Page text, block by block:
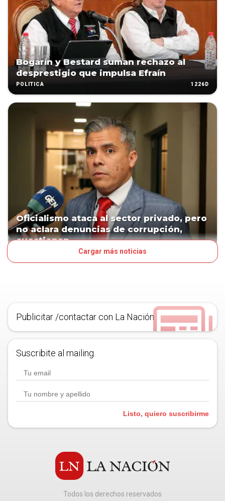
Bogarín y Bestard suman rechazo al
desprestigio que impulsa Efraín
POLÍTICA 1226D
Oficialismo ataca al sector privado, pero
no aclara denuncias de corrupción,
cuestionan
Cargar más noticias
Publicitar /contactar con La Nación
Suscribite al mailing.
Listo, quiero suscribirme
Todos los derechos reservados